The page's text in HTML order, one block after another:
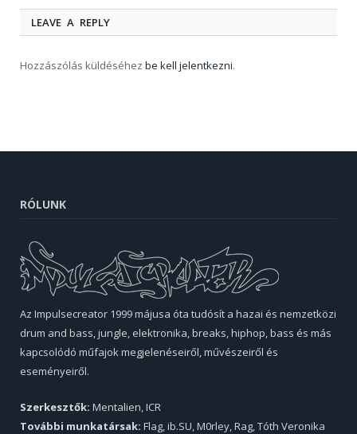
LEAVE A REPLY
Hozzászólás küldéséhez be kell jelentkezni.
RÓLUNK
Az Impulsecreator 1999 májusa óta tudósít a hazai és nemzetközi
drum and bass, jungle, elektronika, breaks, hiphop, bass és más
kapcsolódó műfajok megjelenéseiről, művészeiről és
eseményeiről.
Szerkesztők: Mentalien, ICR
További munkatársak: Flag, ib.SU, M0rley, Rag, Tóth Veronika